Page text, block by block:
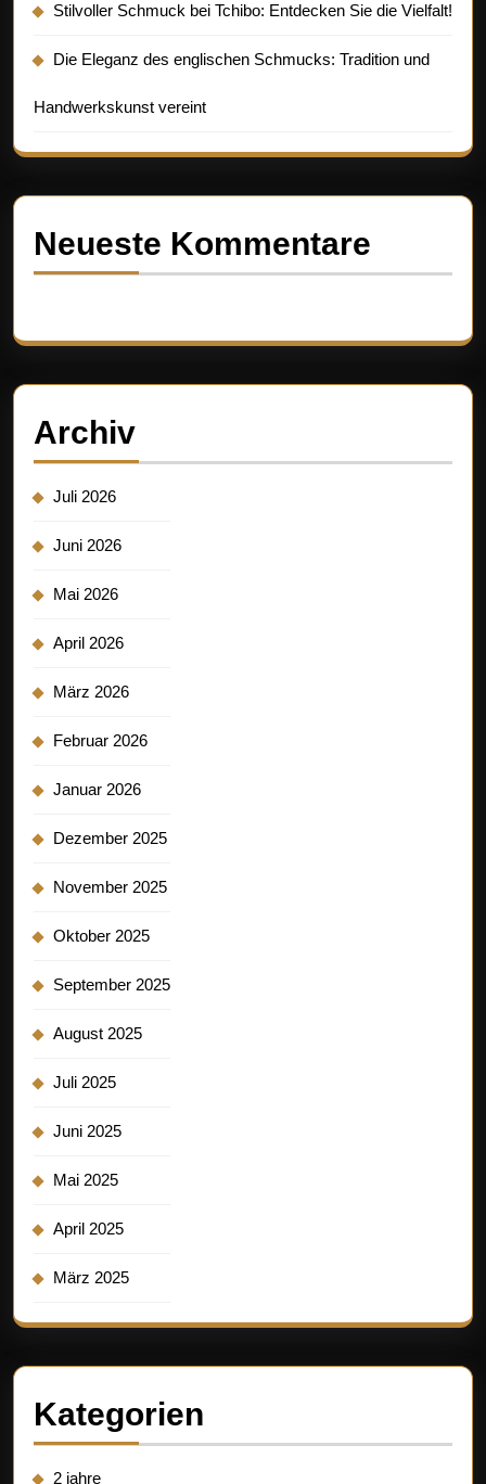
Stilvoller Schmuck bei Tchibo: Entdecken Sie die Vielfalt!
Die Eleganz des englischen Schmucks: Tradition und
Handwerkskunst vereint
Neueste Kommentare
Archiv
Juli 2026
Juni 2026
Mai 2026
April 2026
März 2026
Februar 2026
Januar 2026
Dezember 2025
November 2025
Oktober 2025
September 2025
August 2025
Juli 2025
Juni 2025
Mai 2025
April 2025
März 2025
Kategorien
2 jahre